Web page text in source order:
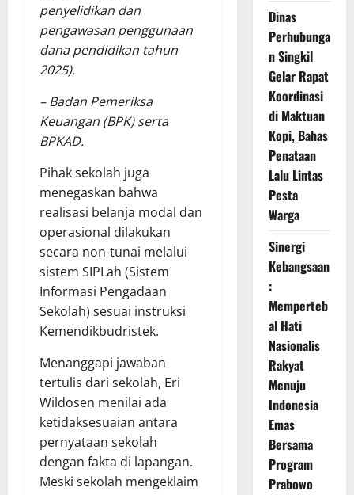
penyelidikan dan
pengawasan penggunaan
dana pendidikan tahun
2025).
– Badan Pemeriksa
Keuangan (BPK) serta
BPKAD.
Pihak sekolah juga
menegaskan bahwa
realisasi belanja modal dan
operasional dilakukan
secara non-tunai melalui
sistem SIPLah (Sistem
Informasi Pengadaan
Sekolah) sesuai instruksi
Kemendikbudristek.
Menanggapi jawaban
tertulis dari sekolah, Eri
Wildosen menilai ada
ketidaksesuaian antara
pernyataan sekolah
dengan fakta di lapangan.
Meski sekolah mengeklaim
Dinas
Perhubunga
n Singkil
Gelar Rapat
Koordinasi
di Maktuan
Kopi, Bahas
Penataan
Lalu Lintas
Pesta
Warga
Sinergi
Kebangsaan
:
Memperteb
al Hati
Nasionalis
Rakyat
Menuju
Indonesia
Emas
Bersama
Program
Prabowo